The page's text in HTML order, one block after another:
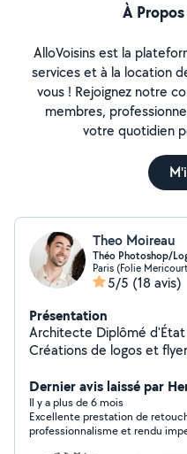
À
AlloVoisins est la
services et à la location
vous ! Rejoignez notre
membres,
votre quotidien
Theo Moireau
Théo Photoshop/
Paris (Folie
5/5 (18 avis)
Présentation
Architecte Diplômé
Créations de logos et
à la main -Plans
Dernier avis laissé par
Il y a plus de 6 mois
Excellente prestation de
professionnalisme et rendu